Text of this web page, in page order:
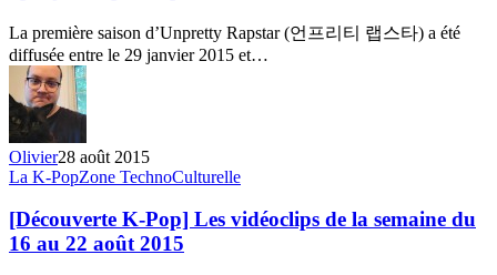
2,
un
aperçu
des
participantes
La première saison d’Unpretty Rapstar (언프리티 랩스타) a été
diffusée entre le 29 janvier 2015 et…
Olivier28 août 2015
[Découverte
Pop]
Les
vidéoclips
La K-PopZone TechnoCulturelle
[Découverte K-Pop] Les vidéoclips de la semaine du
16 au 22 août 2015